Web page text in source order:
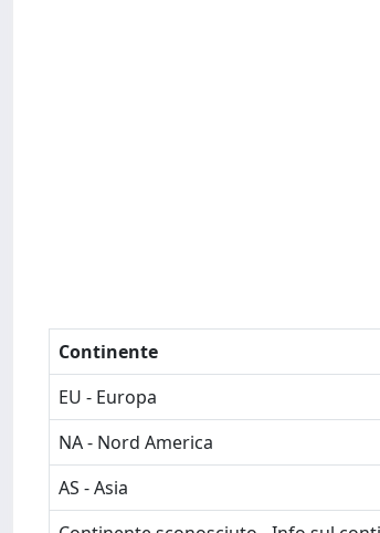
Continente
EU - Europa
NA - Nord America
AS - Asia